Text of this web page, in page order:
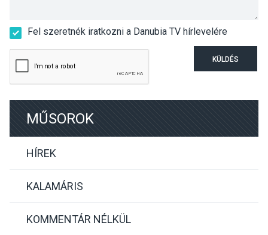
Fel szeretnék iratkozni a Danubia TV hírlevelére
KÜLDÉS
MŰSOROK
HÍREK
KALAMÁRIS
KOMMENTÁR NÉLKÜL